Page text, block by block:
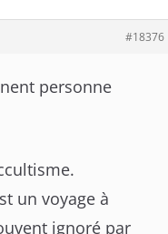
#18376
personne
un voyage à
ignoré par